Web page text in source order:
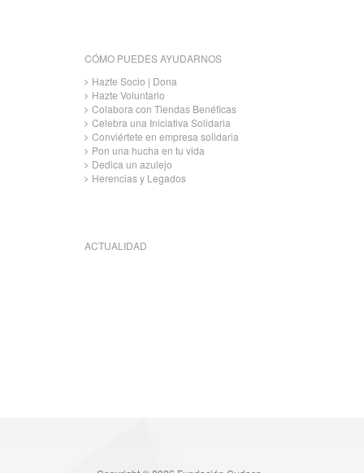
CÓMO PUEDES AYUDARNOS
Hazte Socio | Dona
Hazte Voluntario
Colabora con Tiendas Benéficas
Celebra una Iniciativa Solidaria
Conviértete en empresa solidaria
Pon una hucha en tu vida
Dedica un azulejo
Herencias y Legados
ACTUALIDAD